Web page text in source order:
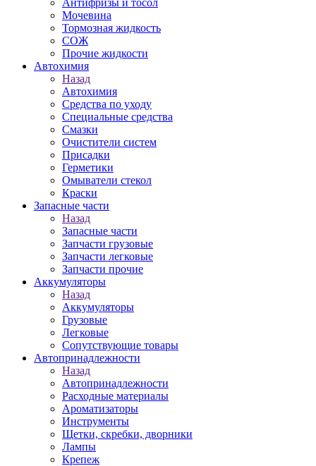
Мочевина
Тормозная жидкость
СОЖ
Прочие жидкости
Автохимия
Назад
Автохимия
Средства по уходу
Специальные средства
Смазки
Очистители систем
Присадки
Герметики
Омыватели стекол
Краски
Запасные части
Назад
Запасные части
Запчасти грузовые
Запчасти легковые
Запчасти прочие
Аккумуляторы
Назад
Аккумуляторы
Грузовые
Легковые
Сопутствующие товары
Автопринадлежности
Назад
Автопринадлежности
Расходные материалы
Ароматизаторы
Инструменты
Щетки, скребки, дворники
Лампы
Крепеж